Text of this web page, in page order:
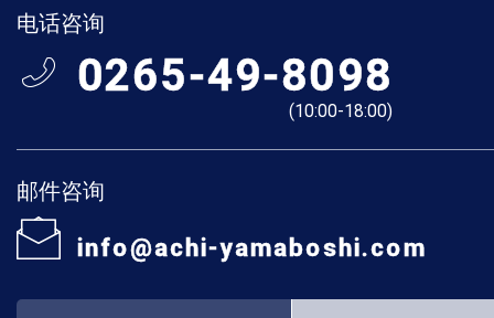
电话咨询
0265-49-8098
(10:00-18:00)
邮件咨询
info@achi-yamaboshi.com